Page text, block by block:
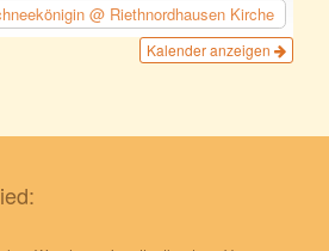
@ Riethnordhausen Kirche
Kalender anzeigen